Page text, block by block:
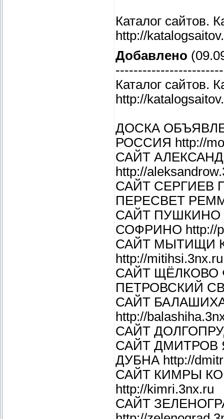
Каталог сайтов.
http://
Добавлено
Каталог сайтов.
http://
ДОСКА
РОССИЯ http://
САЙТ
http://
САЙТ СЕРГИЕВ
ПЕРЕСВЕТ
САЙТ ПУШКИНО
СОФРИНО http://
САЙТ МЫТИЩИ
http://mitihsi.3nx.ru
САЙТ
ПЕТРОВСКИЙ
САЙТ
http://
САЙТ
САЙТ ДМИТРОВ
ДУБНА http://
САЙТ КИМРЫ
http://kimri.3nx.ru
САЙТ